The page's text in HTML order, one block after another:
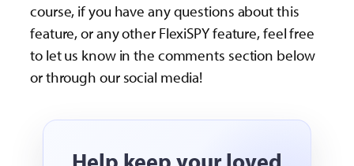
course, if you have any questions about this
feature, or any other FlexiSPY feature, feel free
to let us know in the comments section below
or through our social media!